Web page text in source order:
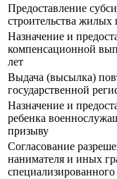
Предоставление
строительства
Назначение и
компенсационной
лет
Выдача (высылка)
государственной
Назначение и
ребенка
призыву
Согласование
нанимателя и иных